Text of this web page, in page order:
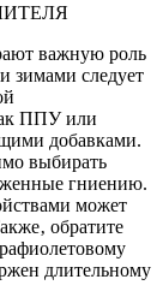
важную роль
зимами следует
ППУ или
добавками.
выбирать
гниению.
может
обратите
длительному